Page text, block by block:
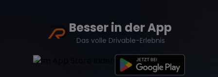
Besser in der App
Das volle Drivable-Erlebnis